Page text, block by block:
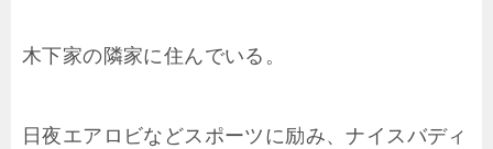
木下家の隣家に住んでいる。
日夜エアロビなどスポーツに励み、ナイスバディ